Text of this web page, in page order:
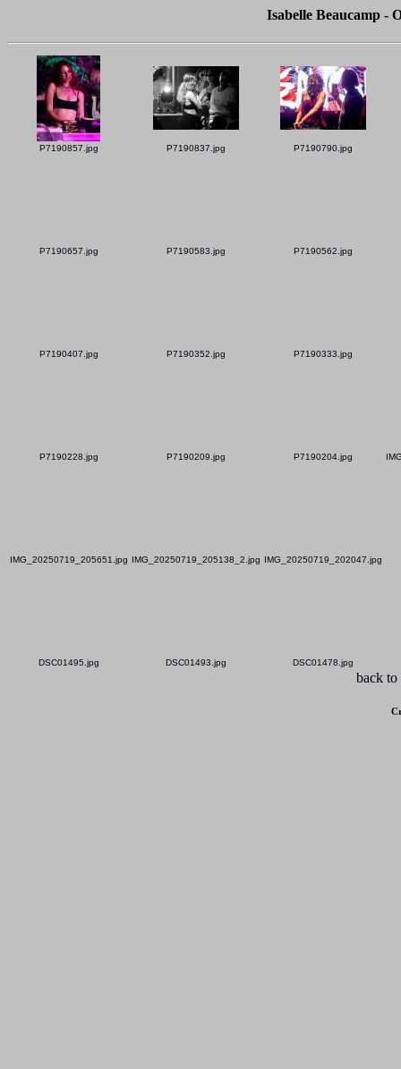
Isabelle Beaucamp -
P7190857.jpg P7190837.jpg P7190790.jpg
P7190657.jpg P7190583.jpg P7190562.jpg
P7190407.jpg P7190352.jpg P7190333.jpg
P7190228.jpg P7190209.jpg P7190204.jpg
IMG_20250719_205651.jpg IMG_20250719_205138_2.jpg IMG_20250719_202047.jpg
DSC01495.jpg DSC01493.jpg DSC01478.jpg
back to